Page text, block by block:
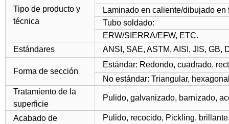
Tipo de producto y
técnica
Laminado en caliente/dibujado
Tubo soldado:
ERW/SIERRA/EFW, ETC.
Estándares
ANSI, SAE, ASTM, AISI, JIS, GB,
Forma de sección
Estándar: Redondo, cuadrado,
No estándar: Triangular,
Tratamiento de la
superficie
Pulido, galvanizado, barnizado,
Acabado de
Pulido, recocido, Pickling,